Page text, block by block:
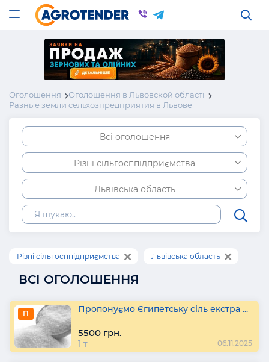
Оголошення
Оголошення в Львовской області
Разные земли сельхозпредприятия в Львове
Всі оголошення
Різні сільгосппідприємства
Львівська область
Різні сільгосппідприємства Львівська область
ВСІ ОГОЛОШЕННЯ
П Пропонуємо Єгипетську сіль екстра ...
5500 грн.
1 т 06.11.2025